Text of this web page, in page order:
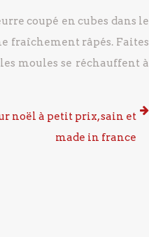
coupé en cubes dans le
fraîchement râpés. Faites
moules se réchauffent à
noël à petit prix, sain et
made in france